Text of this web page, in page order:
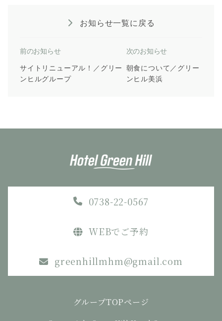
お知らせ一覧に戻る
前のお知らせ
サイトリニューアル！／グリー
ンヒルグループ
次のお知らせ
朝食について／グリー
ンヒル美浜
0738-22-0567
WEBでご予約
greenhillmhm@gmail.com
グループTOPページ